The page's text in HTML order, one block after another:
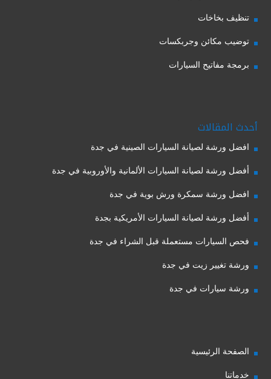
تنظيف بخاخات
توضيب مكائن وجربكسات
برمجة مفاتيح السيارات
أحدث المقالات
افضل ورشة لصيانة السيارات الصينية في جدة
أفضل ورشة لصيانة السيارات الألمانية والأوروبية في جدة
افضل ورشة سمكرة ورش بوية في جدة
أفضل ورشة لصيانة السيارات الأمريكية بجدة
فحص السيارات مستعملة قبل الشراء في جدة
ورشة تغيير زيت في جدة
ورشة سيارات في جدة
الصفحة الرئيسية
خدماتنا